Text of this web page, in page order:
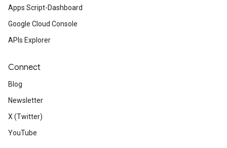
Apps Script-Dashboard
Google Cloud Console
APIs Explorer
Connect
Blog
Newsletter
X (Twitter)
YouTube